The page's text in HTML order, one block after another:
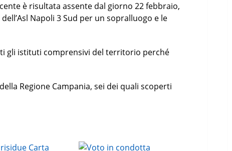
è risultata assente dal giorno 22 febbraio,
Napoli 3 Sud per un sopralluogo e le
gli istituti comprensivi del territorio perché
Regione Campania, sei dei quali scoperti